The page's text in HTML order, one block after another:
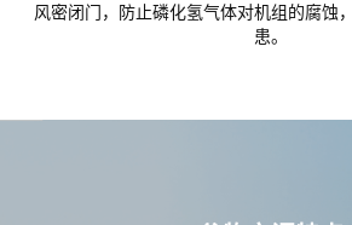
风密闭门，防止磷化氢气体对机组的腐蚀
患。